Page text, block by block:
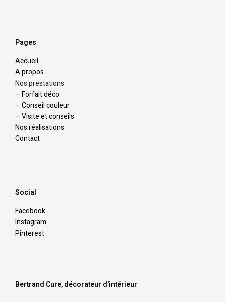
Pages
Accueil
A propos
Nos prestations
– Forfait déco
– Conseil couleur
– Visite et conseils
Nos réalisations
Contact
Social
Facebook
Instagram
Pinterest
Bertrand Cure, décorateur d'intérieur